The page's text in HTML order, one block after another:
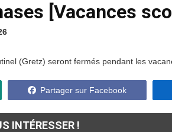
[Vacances
(Gretz) seront fermés pendant les
Partager sur Facebook
INTÉRESSER !